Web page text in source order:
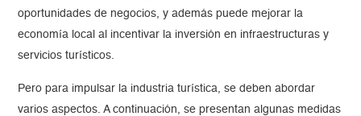
oportunidades de negocios, y además puede mejorar la
economía local al incentivar la inversión en infraestructuras y
servicios turísticos.
Pero para impulsar la industria turística, se deben abordar
varios aspectos. A continuación, se presentan algunas medidas